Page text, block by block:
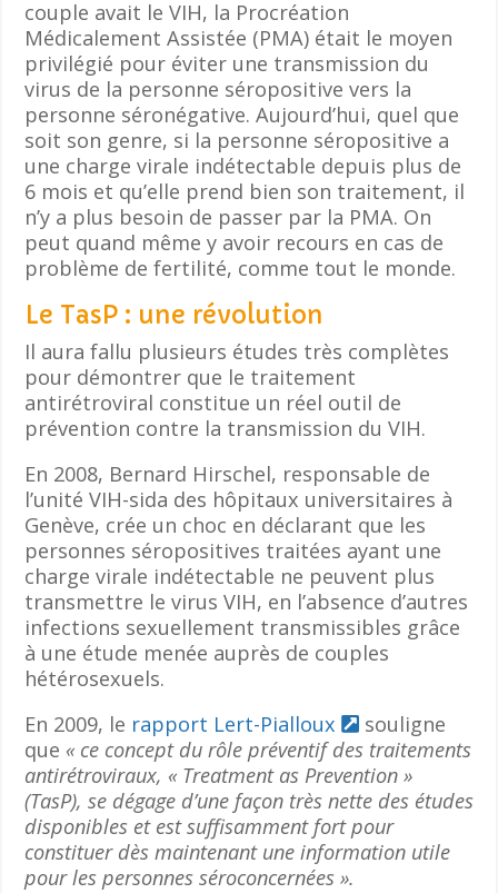
couple avait le VIH, la Procréation
Médicalement Assistée (PMA) était le moyen
privilégié pour éviter une transmission du
virus de la personne séropositive vers la
personne séronégative. Aujourd’hui, quel que
soit son genre, si la personne séropositive a
une charge virale indétectable depuis plus de
6 mois et qu’elle prend bien son traitement, il
n’y a plus besoin de passer par la PMA. On
peut quand même y avoir recours en cas de
problème de fertilité, comme tout le monde.
Le TasP : une révolution
Il aura fallu plusieurs études très complètes
pour démontrer que le traitement
antirétroviral constitue un réel outil de
prévention contre la transmission du VIH.
En 2008, Bernard Hirschel, responsable de
l’unité VIH-sida des hôpitaux universitaires à
Genève, crée un choc en déclarant que les
personnes séropositives traitées ayant une
charge virale indétectable ne peuvent plus
transmettre le virus VIH, en l’absence d’autres
infections sexuellement transmissibles grâce
à une étude menée auprès de couples
hétérosexuels.
En 2009, le rapport Lert-Pialloux
souligne
que « ce concept du rôle préventif des traitements
antirétroviraux, « Treatment as Prevention »
(TasP), se dégage d’une façon très nette des études
disponibles et est suffisamment fort pour
constituer dès maintenant une information utile
pour les personnes séroconcernées ».